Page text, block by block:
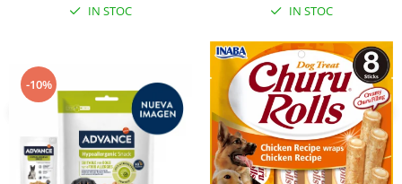
IN STOC IN STOC
-10%